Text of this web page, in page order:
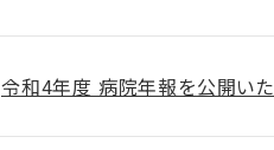
令和4年度 病院年報を公開いた